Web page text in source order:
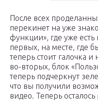
После всех
перекинет на уже
функции», где уже
первых, на месте, где
теперь стоит галочка
во-вторых, блок
теперь подчеркнут
что вы получили
видео. Теперь осталось